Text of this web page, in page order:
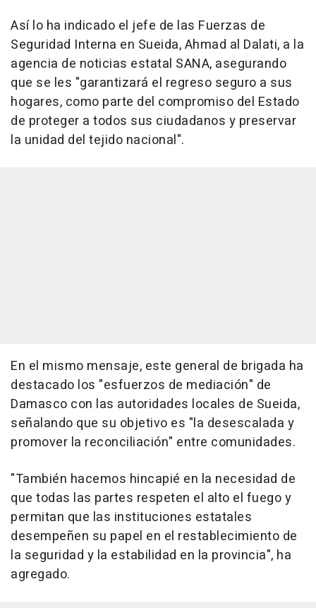
Así lo ha indicado el jefe de las Fuerzas de
Seguridad Interna en Sueida, Ahmad al Dalati, a la
agencia de noticias estatal SANA, asegurando
que se les "garantizará el regreso seguro a sus
hogares, como parte del compromiso del Estado
de proteger a todos sus ciudadanos y preservar
la unidad del tejido nacional".
En el mismo mensaje, este general de brigada ha
destacado los "esfuerzos de mediación" de
Damasco con las autoridades locales de Sueida,
señalando que su objetivo es "la desescalada y
promover la reconciliación" entre comunidades.
"También hacemos hincapié en la necesidad de
que todas las partes respeten el alto el fuego y
permitan que las instituciones estatales
desempeñen su papel en el restablecimiento de
la seguridad y la estabilidad en la provincia", ha
agregado.